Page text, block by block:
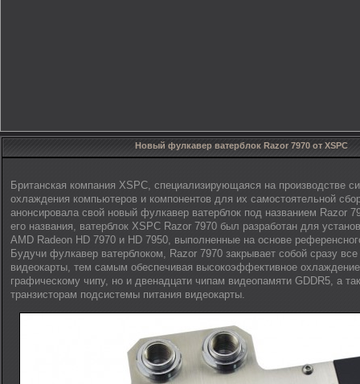
Новый фулкавер ватерблок Razor 7970 от XSPC
Британская компания XSPC, специализирующаяся на производстве
охлаждения компьютеров и компонентов для их самостоятельной
анонсировала свой новый фулкавер ватерблок под названием Razor
его названия, ватерблок XSPC Razor 7970 был разработан для
AMD Radeon HD 7970 и HD 7950, выполненные на основе
Будучи фулкавер ватерблоком, Razor 7970 закрывает собой сразу
видеокарты, тем самым обеспечивая высокоэффективное
графическому чипу, но и двенадцати чипам видеопамяти GDDR5, а
транзисторам подсистемы питания видеокарты.